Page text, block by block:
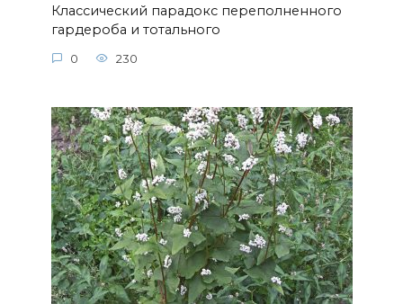
Классический парадокс переполненного
гардероба и тотального
0 230